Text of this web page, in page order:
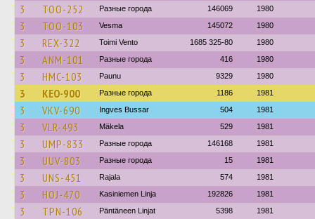
3 TOO-252 Разные города 146069 1980
3 TOO-103 Vesma 145072 1980
3 REX-322 Toimi Vento 1685 325-80 1980
3 ANM-101 Разные города 416 1980
3 HMC-103 Paunu 9329 1980
3 KEO-900 Разные города 1186 1981
3 VKV-690 Ingves Bussar 504 1981
3 VLR-493 Mäkela 529 1981
3 UMP-833 Разные города 146168 1981
3 UUV-803 Разные города 15 1981
3 UNS-451 Rajala 574 1981
3 HOJ-470 Kasiniemen Linja 192826 1981
3 TPN-106 Päntäneen Linjat 5398 1981